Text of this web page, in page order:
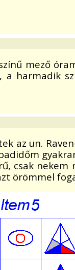
mező
harmadik
az un.
csak
örömmel